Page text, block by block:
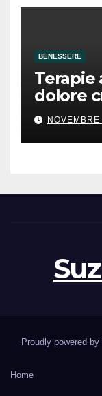
BENESSERE
Terapie
dolore
sapere
Proudly powered by
Home